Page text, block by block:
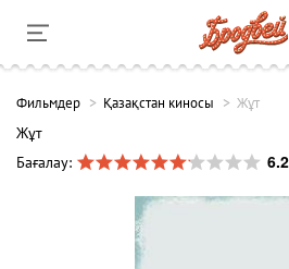
Фильмдер Қазақстан киносы Жұт
Жұт
Бағалау:
6.2